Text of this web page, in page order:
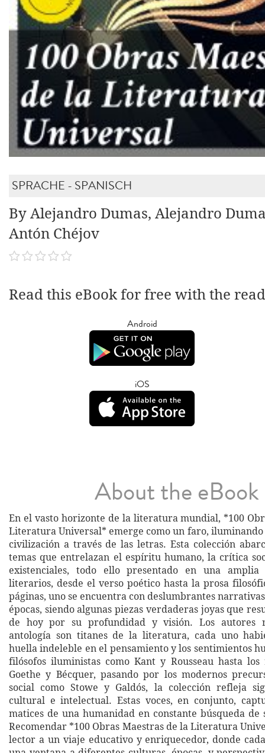
SPRACHE - SPANISCH
By Alejandro Dumas, Alejandro
Antón Chéjov
Read this eBook for free with the
Android
iOS
About the eBook
En el vasto horizonte de la literatura mundial, *100
Literatura Universal* emerge como un faro,
civilización a través de las letras. Esta colección
temas que entrelazan el espíritu humano, la crítica
existenciales, todo ello presentado en una amplia
literarios, desde el verso poético hasta la prosa
páginas, uno se encuentra con deslumbrantes
épocas, siendo algunas piezas verdaderas joyas que
de hoy por su profundidad y visión. Los autores
antología son titanes de la literatura, cada uno
huella indeleble en el pensamiento y los sentimientos
filósofos iluministas como Kant y Rousseau hasta los
Goethe y Bécquer, pasando por los modernos
social como Stowe y Galdós, la colección refleja
cultural e intelectual. Estas voces, en conjunto,
matices de una humanidad en constante búsqueda
Recomendar *100 Obras Maestras de la Literatura
lector a un viaje educativo y enriquecedor, donde